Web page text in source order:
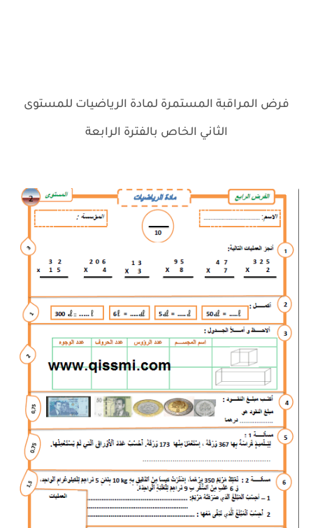
فرض المراقبة المستمرة لمادة الرياضيات للمستوى
الثاني الخاص بالفترة الرابعة